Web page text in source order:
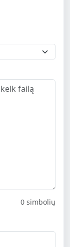
0 simbolių